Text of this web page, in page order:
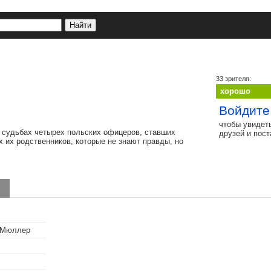
четырех польских офицеров, ставших
родственников, которые не знают правды, но
33 зрителя:
хорошо
Войдите
чтобы
друзей и